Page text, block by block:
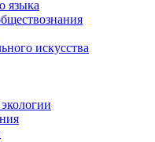
языка
искусства